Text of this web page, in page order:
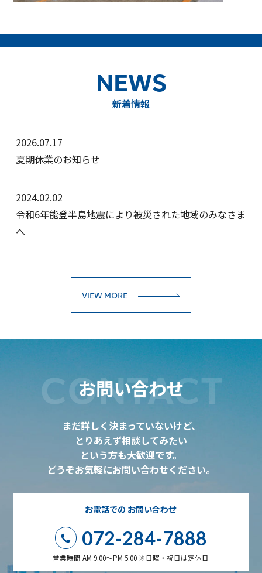
NEWS
新着情報
2026.07.17
夏期休業のお知らせ
2024.02.02
令和6年能登半島地震により被災された地域のみなさま
へ
VIEW MORE
お問い合わせ
CONTACT
まだ詳しく決まっていないけど、
とりあえず相談してみたい
という方も大歓迎です。
どうぞお気軽にお問い合わせください。
お電話での お問い合わせ
072-284-7888
営業時間 AM 9:00～PM 5:00 ※日曜・祝日は定休日